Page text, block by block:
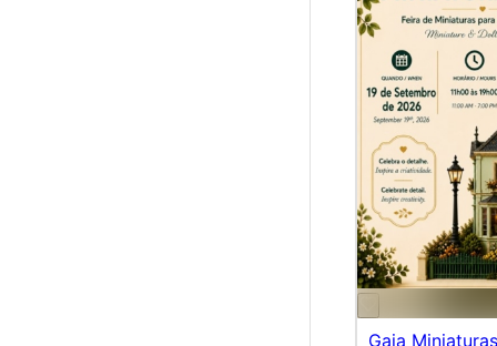
Gaia